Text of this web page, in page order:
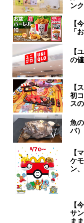
ン
【
「
【
の
【
初
ス
魚
バ
【
ケ
ン
【
サ
ま